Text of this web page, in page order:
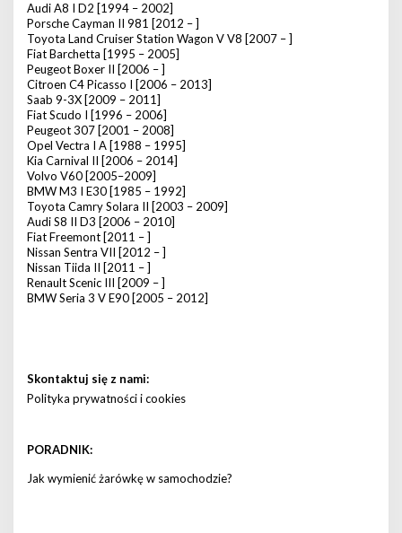
Audi A8 I D2 [1994 – 2002]
Porsche Cayman II 981 [2012 – ]
Toyota Land Cruiser Station Wagon V V8 [2007 – ]
Fiat Barchetta [1995 – 2005]
Peugeot Boxer II [2006 – ]
Citroen C4 Picasso I [2006 – 2013]
Saab 9-3X [2009 – 2011]
Fiat Scudo I [1996 – 2006]
Peugeot 307 [2001 – 2008]
Opel Vectra I A [1988 – 1995]
Kia Carnival II [2006 – 2014]
Volvo V60 [2005–2009]
BMW M3 I E30 [1985 – 1992]
Toyota Camry Solara II [2003 – 2009]
Audi S8 II D3 [2006 – 2010]
Fiat Freemont [2011 – ]
Nissan Sentra VII [2012 – ]
Nissan Tiida II [2011 – ]
Renault Scenic III [2009 – ]
BMW Seria 3 V E90 [2005 – 2012]
Skontaktuj się z nami:
Polityka prywatności i cookies
PORADNIK:
Jak wymienić żarówkę w samochodzie?